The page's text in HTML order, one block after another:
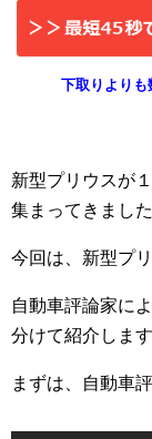
下取りよりも
新型プリウスが
集まってきました
今回は、新型プ
自動車評論家に
分けて紹介します
まずは、自動車